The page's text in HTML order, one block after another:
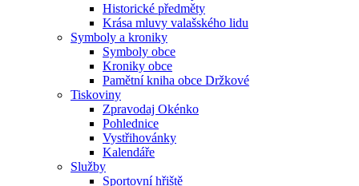
Historické předměty
Krása mluvy valašského lidu
Symboly a kroniky
Symboly obce
Kroniky obce
Pamětní kniha obce Držkové
Tiskoviny
Zpravodaj Okénko
Pohlednice
Vystřihovánky
Kalendáře
Služby
Sportovní hřiště